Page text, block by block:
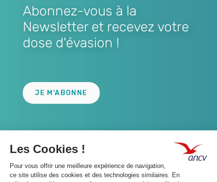
Abonnez-vous à la
Newsletter et recevez votre
dose d'évasion !
JE M'ABONNE